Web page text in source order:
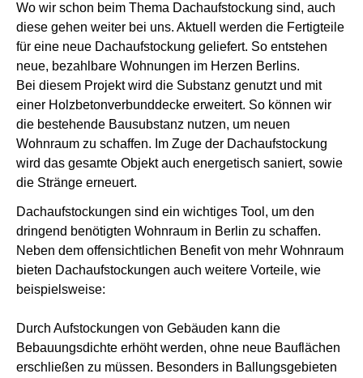
Wo wir schon beim Thema Dachaufstockung sind, auch
diese gehen weiter bei uns. Aktuell werden die Fertigteile
für eine neue Dachaufstockung geliefert. So entstehen
neue, bezahlbare Wohnungen im Herzen Berlins.
Bei diesem Projekt wird die Substanz genutzt und mit
einer Holzbetonverbunddecke erweitert. So können wir
die bestehende Bausubstanz nutzen, um neuen
Wohnraum zu schaffen. Im Zuge der Dachaufstockung
wird das gesamte Objekt auch energetisch saniert, sowie
die Stränge erneuert.
Dachaufstockungen sind ein wichtiges Tool, um den
dringend benötigten Wohnraum in Berlin zu schaffen.
Neben dem offensichtlichen Benefit von mehr Wohnraum
bieten Dachaufstockungen auch weitere Vorteile, wie
beispielsweise:
Durch Aufstockungen von Gebäuden kann die
Bebauungsdichte erhöht werden, ohne neue Bauflächen
erschließen zu müssen. Besonders in Ballungsgebieten